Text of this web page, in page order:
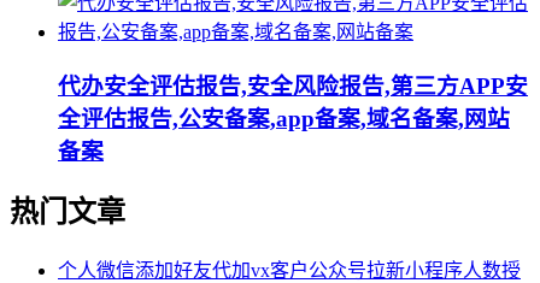
代办安全评估报告,安全风险报告,第三方APP安
全评估报告,公安备案,app备案,域名备案,网站
备案
热门文章
个人微信添加好友代加vx客户公众号拉新小程序人数授